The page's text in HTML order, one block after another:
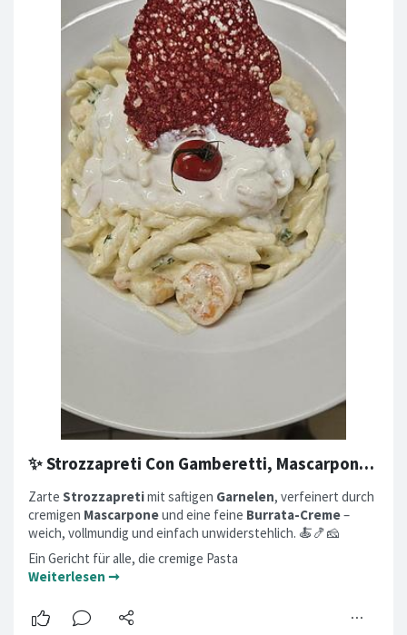
✨ Strozzapreti Con Gamberetti, Mascarpone e Crema di Burrata ✨
Zarte Strozzapretimit saftigen Garnelen, verfeinert durch
cremigen Mascarponeund eine feine Burrata-Creme–
weich, vollmundig und einfach unwiderstehlich. 🍝🍤🧀
Ein Gericht für alle, die cremige Pasta
Weiterlesen ➞